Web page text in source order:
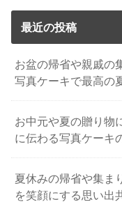
最近の投稿
お盆の帰省や親戚の
写真ケーキで最高の
お中元や夏の贈り物
に伝わる写真ケーキ
夏休みの帰省や集ま
を笑顔にする思い出